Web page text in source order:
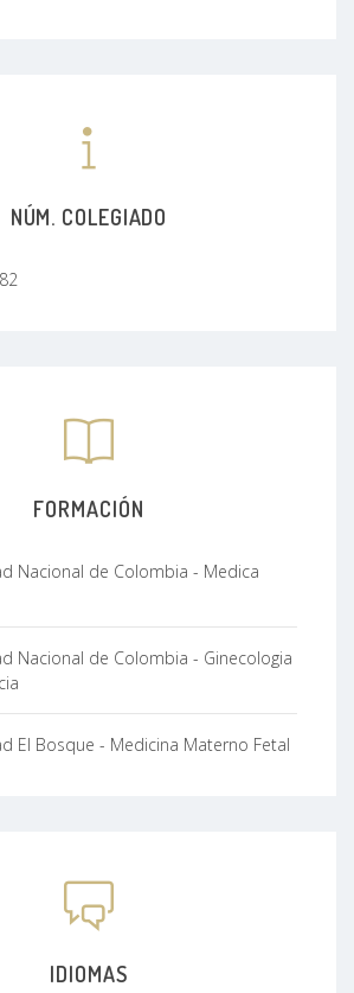
NÚM. COLEGIADO
FORMACIÓN
Nacional de Colombia - Medica
Nacional de Colombia - Ginecologia
El Bosque - Medicina Materno Fetal
IDIOMAS